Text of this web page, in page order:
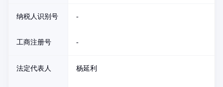
纳税人识别号 -
工商注册号 -
法定代表人 杨延利